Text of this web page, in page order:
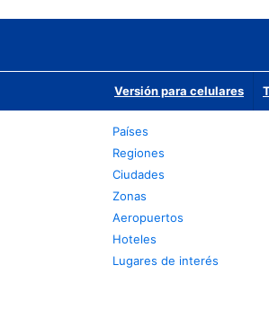
Versión para celulares
Países
Regiones
Ciudades
Zonas
Aeropuertos
Hoteles
Lugares de interés